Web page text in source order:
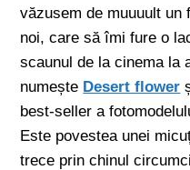
văzusem de muuuult
noi, care să îmi fure o
scaunul de la cinema la
numește Desert flower
best-seller a
Este povestea unei
trece prin chinul